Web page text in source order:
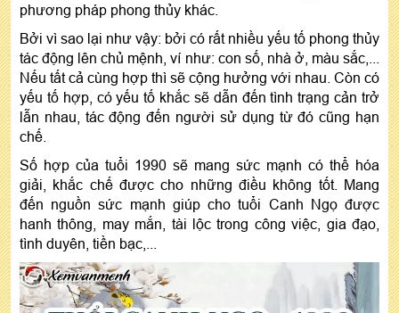
phương pháp phong thủy khác.
Bởi vì sao lại như vậy: bởi có rất nhiều yếu tố phong thủy
tác động lên chủ mệnh, ví như: con số, nhà ở, màu sắc,...
Nếu tất cả cùng hợp thì sẽ cộng hưởng với nhau. Còn có
yếu tố hợp, có yếu tố khắc sẽ dẫn đến tình trạng cản trở
lẫn nhau, tác động đến người sử dụng từ đó cũng hạn
chế.
Số hợp của tuổi 1990 sẽ mang sức mạnh có thể hóa
giải, khắc chế được cho những điều không tốt. Mang
đến nguồn sức mạnh giúp cho tuổi Canh Ngọ được
hanh thông, may mắn, tài lộc trong công việc, gia đạo,
tình duyên, tiền bạc,...